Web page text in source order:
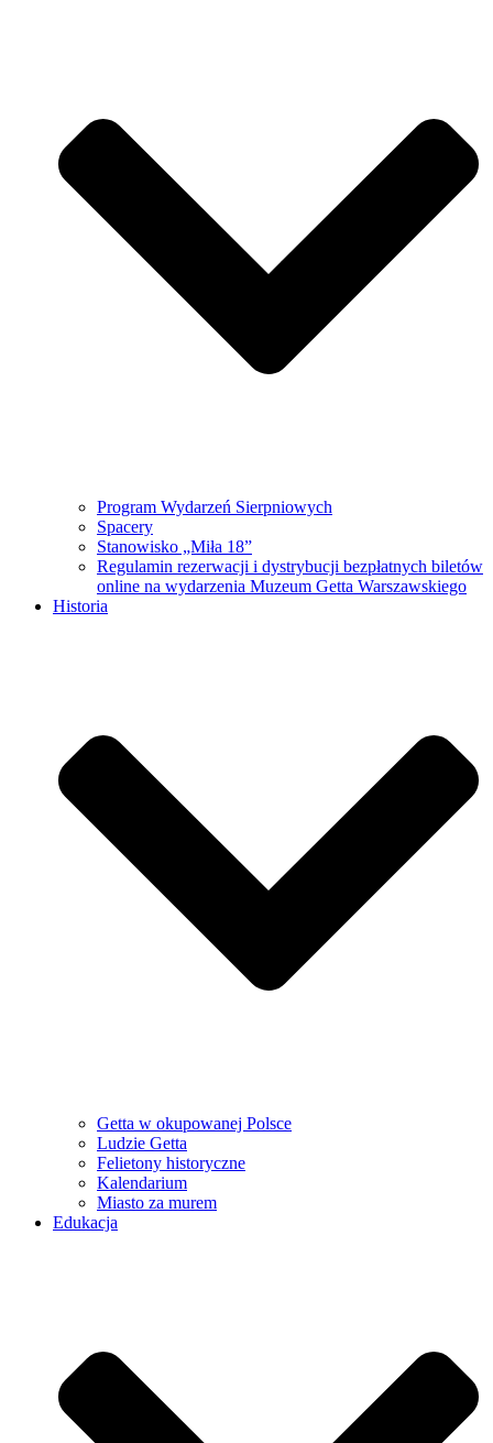
Program Wydarzeń Sierpniowych
Spacery
Stanowisko „Miła 18”
Regulamin rezerwacji i dystrybucji bezpłatnych biletów
online na wydarzenia Muzeum Getta Warszawskiego
Historia
Getta w okupowanej Polsce
Ludzie Getta
Felietony historyczne
Kalendarium
Miasto za murem
Edukacja